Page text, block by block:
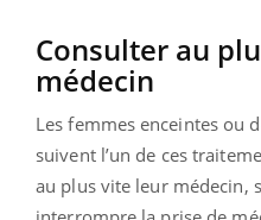
Consulter au
médecin
Les femmes enceintes ou
suivent l’un de ces
au plus vite leur médecin,